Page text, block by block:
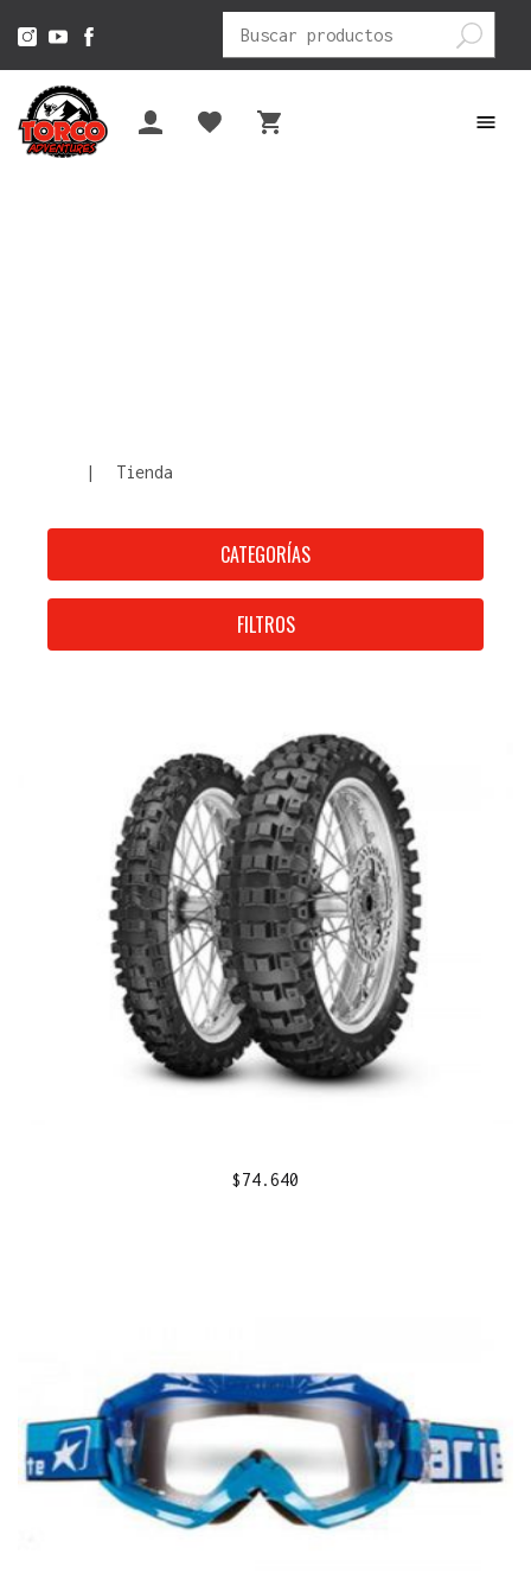
Buscar
por:
| Tienda
CATEGORÍAS
FILTROS
$74.640